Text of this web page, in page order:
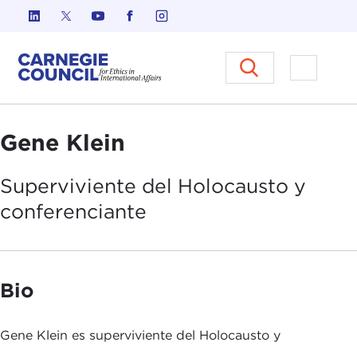
Ir al contenido
Carnegie Council sobre Ética
Abrir el
Gene Klein
Superviviente del Holocausto y
conferenciante
Bio
Gene Klein es superviviente del Holocausto y